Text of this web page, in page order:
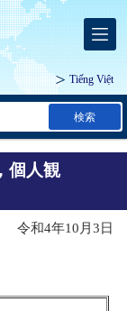
Tiếng Việt
検索
個人観
令和4年10月3日